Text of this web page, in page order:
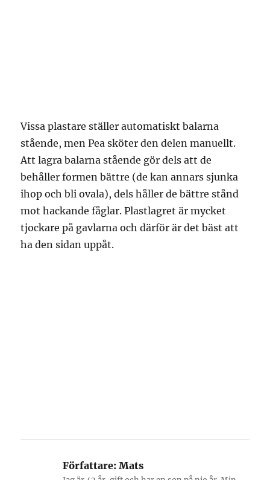
Vissa plastare ställer automatiskt balarna
stående, men Pea sköter den delen manuellt.
Att lagra balarna stående gör dels att de
behåller formen bättre (de kan annars sjunka
ihop och bli ovala), dels håller de bättre stånd
mot hackande fåglar. Plastlagret är mycket
tjockare på gavlarna och därför är det bäst att
ha den sidan uppåt.
Författare: Mats